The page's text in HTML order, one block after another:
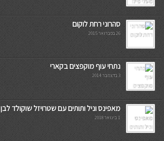
סהרוני רחת לוקום
26 בפברואר 2015
נתחי עוף מוקפצים בקארי
3 בדצמבר 2014
מאפינס וניל ותותים עם שטרויזל שוקולד לבן
1 בינואר 2018